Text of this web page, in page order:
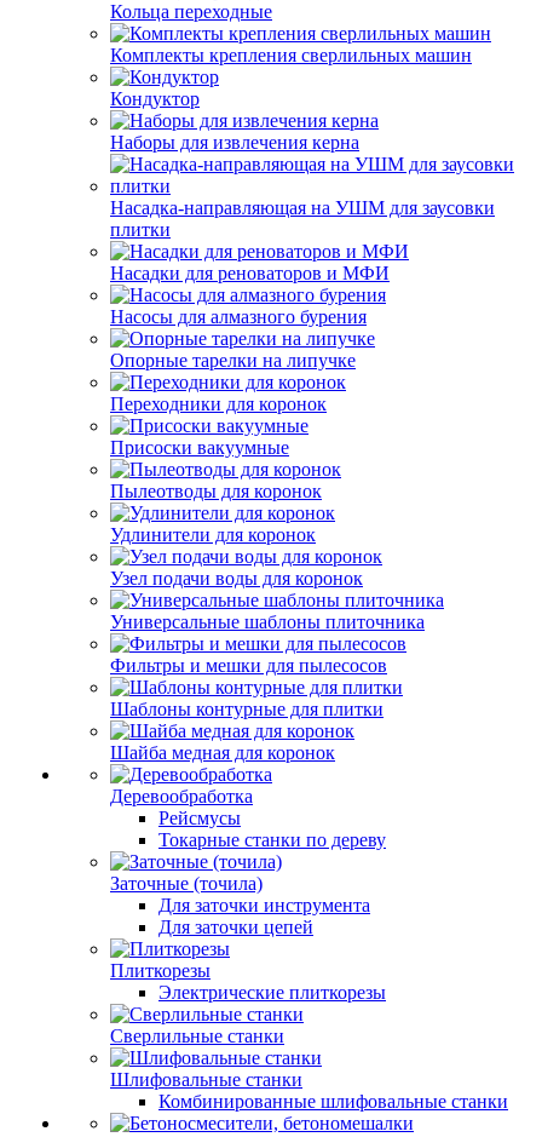
Кольца переходные
Комплекты крепления сверлильных машин
Кондуктор
Наборы для извлечения керна
Насадка-направляющая на УШМ для заусовки
плитки
Насадки для реноваторов и МФИ
Насосы для алмазного бурения
Опорные тарелки на липучке
Переходники для коронок
Присоски вакуумные
Пылеотводы для коронок
Удлинители для коронок
Узел подачи воды для коронок
Универсальные шаблоны плиточника
Фильтры и мешки для пылесосов
Шаблоны контурные для плитки
Шайба медная для коронок
Деревообработка
Рейсмусы
Токарные станки по дереву
Заточные (точила)
Для заточки инструмента
Для заточки цепей
Плиткорезы
Электрические плиткорезы
Сверлильные станки
Шлифовальные станки
Комбинированные шлифовальные станки